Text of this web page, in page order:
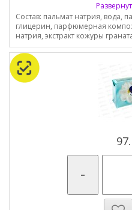
Состав: пальмат натрия, вода,
глицерин, парфюмерная
натрия, экстракт кожуры
-